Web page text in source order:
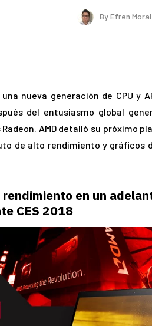
ByEfren
nueva generación de CPU y
del entusiasmo global
AMD detalló su próximo
de alto rendimiento y gráficos
en un
CES 2018